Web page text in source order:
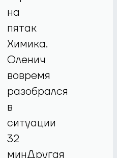
на
пятак
Химика.
Оленич
вовремя
разобрался
в
ситуации
32
минДругая